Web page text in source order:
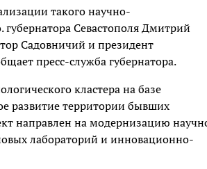
такого научно-
губернатора Севастополя Дмитрий
Садовничий и президент
пресс-служба губернатора.
кластера на базе
развитие территории бывших
направлен на модернизацию
лабораторий и инновационно-